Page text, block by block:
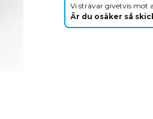
Vi strävar givetvis mot
Är du osäker så